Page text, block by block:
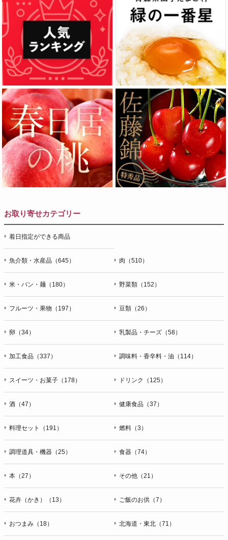
お取り寄せカテゴリー
着日指定ができる商品
魚介類・水産品（645） 肉（510）
米・パン・麺（180） 野菜類（152）
フルーツ・果物（197） 豆類（26）
卵（34） 乳製品・チーズ（58）
加工食品（337） 調味料・香辛料・油（114）
スイーツ・お菓子（178） ドリンク（125）
酒（47） 健康食品（37）
料理セット（191） 燃料（3）
調理道具・機器（25） 食器（74）
本（27） その他（21）
花卉（かき）（13） ご飯のお供（7）
おつまみ（18） 北海道・東北（71）